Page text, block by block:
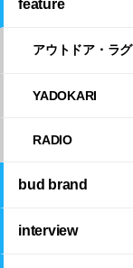
feature
アウトドア・ラ
YADOKARI
RADIO
bud brand
interview